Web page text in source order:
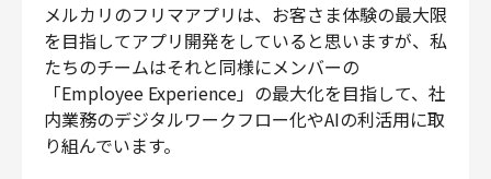
メルカリのフリマアプリは、お客さま体験の最大限
を目指してアプリ開発をしていると思いますが、私
たちのチームはそれと同様にメンバーの
「Employee Experience」の最大化を目指して、社
内業務のデジタルワークフロー化やAIの利活用に取
り組んでいます。